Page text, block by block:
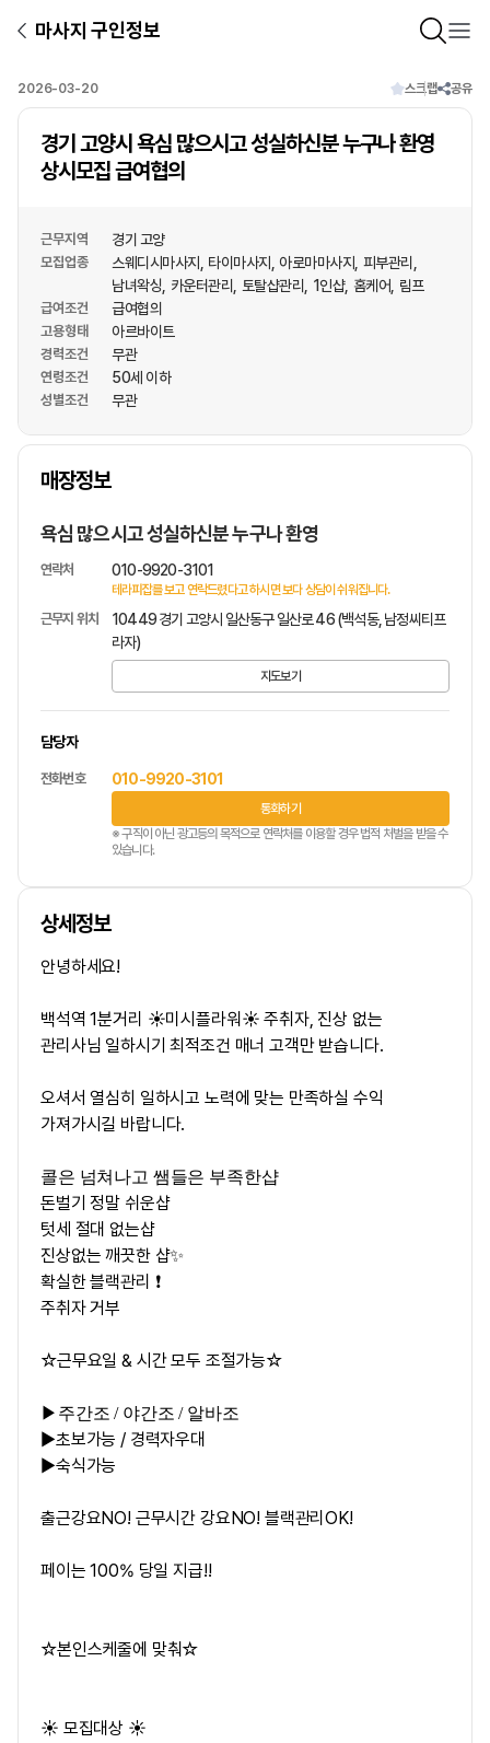
마사지 구인정보
2026-03-20 스크랩 공유
경기 고양시 욕심 많으시고 성실하신분 누구나 환영
상시모집 급여협의
근무지역 경기 고양
모집업종 스웨디시마사지 타이마사지 아로마마사지
피부관리
남녀왁싱 카운터관리 토탈샵관리 1인샵 홈케어 림프
급여조건 급여협의
고용형태 아르바이트
경력조건 무관
연령조건 50세 이하
성별조건 무관
매장정보
상호명
욕심 많으시고 성실하신분 누구나 환영
연락처 010-9920-3101
테라피잡를 보고 연락드렸다고 하시면 보다 상담이 쉬워집니다.
근무지 위치
10449 경기 고양시 일산동구 일산로 46 (백석동, 남정씨티프
라자)
지도보기
담당자
전화번호 010-9920-3101
통화하기
※ 구직이 아닌 광고등의 목적으로 연락처를 이용할 경우 법적 처벌을 받을 수
있습니다.
상세정보
안녕하세요!
백석역 1분거리 ☀️미시플라워☀️ 주취자, 진상 없는
관리사님 일하시기 최적조건 매너 고객만 받습니다.
오셔서 열심히 일하시고 노력에 맞는 만족하실 수익
가져가시길 바랍니다.
콜은 넘쳐나고 쌤들은 부족한샵
돈벌기 정말 쉬운샵
텃세 절대 없는샵
진상없는 깨끗한 샵✨
확실한 블랙관리 ❗
주취자 거부
☆근무요일 & 시간 모두 조절가능☆
▶주간조 / 야간조 / 알바조
▶초보가능 / 경력자우대
▶숙식가능
출근강요NO! 근무시간 강요NO! 블랙관리OK!
페이는 100% 당일 지급!!
☆본인스케줄에 맞춰☆
☀️ 모집대상 ☀️